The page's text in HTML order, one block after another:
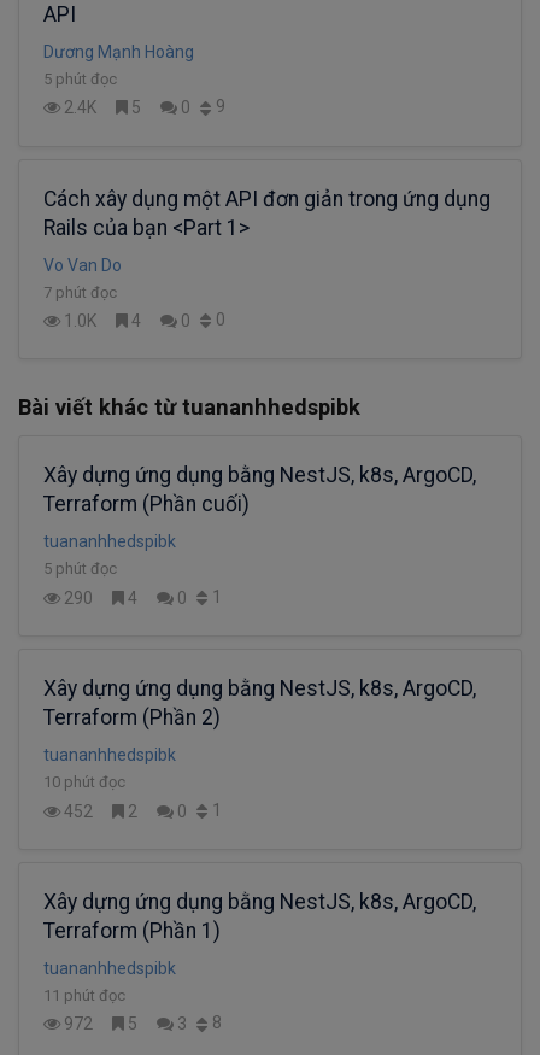
API
Dương Mạnh Hoàng
5 phút đọc
2.4K 5 0 9
Cách xây dụng một API đơn giản trong ứng dụng
Rails của bạn <Part 1>
Vo Van Do
7 phút đọc
1.0K 4 0 0
Bài viết khác từ tuananhhedspibk
Xây dựng ứng dụng bằng NestJS, k8s, ArgoCD,
Terraform (Phần cuối)
tuananhhedspibk
5 phút đọc
290 4 0 1
Xây dựng ứng dụng bằng NestJS, k8s, ArgoCD,
Terraform (Phần 2)
tuananhhedspibk
10 phút đọc
452 2 0 1
Xây dựng ứng dụng bằng NestJS, k8s, ArgoCD,
Terraform (Phần 1)
tuananhhedspibk
11 phút đọc
972 5 3 8